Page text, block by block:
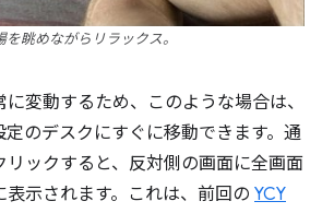
を眺めながらリラックス。
変動するため、このような場合は、
定のデスクにすぐに移動できます。通
リックすると、反対側の画面に全画面
示されます。これは、前回の YCY